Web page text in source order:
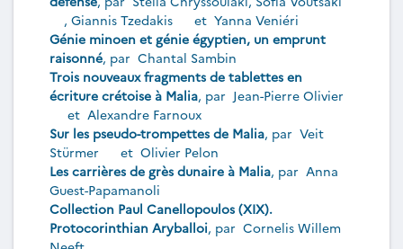
, Giannis Tzedakis et Yanna Veniéri
Génie minoen et génie égyptien, un emprunt
raisonné, par Chantal Sambin
Trois nouveaux fragments de tablettes en
écriture crétoise à Malia, par Jean-Pierre Olivier
et Alexandre Farnoux
Sur les pseudo-trompettes de Malia, par Veit
Stürmer
et Olivier Pelon
Les carrières de grès dunaire à Malia, par Anna
Guest-Papamanoli
Collection Paul Canellopoulos (XIX).
Protocorinthian Aryballoi, par Cornelis Willem